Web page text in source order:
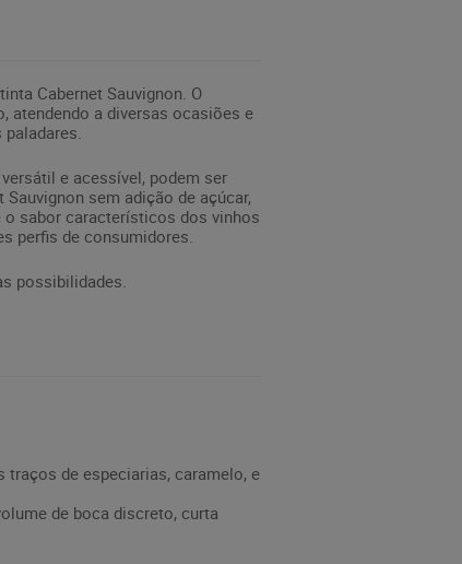
Cabernet Sauvignon. O
atendendo a diversas ocasiões e
e acessível, podem ser
sem adição de açúcar,
o sabor característicos dos vinhos
perfis de consumidores.
possibilidades.
traços de especiarias, caramelo, e
de boca discreto, curta